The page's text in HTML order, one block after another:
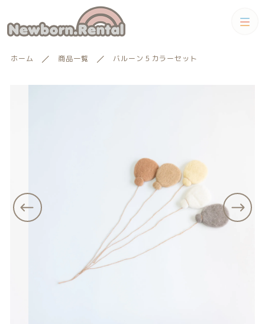
ホーム 商品一覧 バルーン５カラーセット
カートに商品を追加しました
バルーン５カラーセット
ショッピングを続ける
カートを確認する
カテゴリー
女の子向けアイテム
小物単品レンタル
女の子向けアイテム
ギフトカード
子カテゴリー